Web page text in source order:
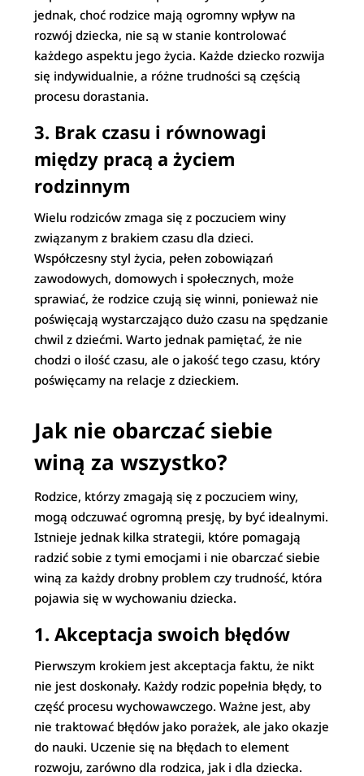
jednak, choć rodzice mają ogromny wpływ na
rozwój dziecka, nie są w stanie kontrolować
każdego aspektu jego życia. Każde dziecko rozwija
się indywidualnie, a różne trudności są częścią
procesu dorastania.
3. Brak czasu i równowagi
między pracą a życiem
rodzinnym
Wielu rodziców zmaga się z poczuciem winy
związanym z brakiem czasu dla dzieci.
Współczesny styl życia, pełen zobowiązań
zawodowych, domowych i społecznych, może
sprawiać, że rodzice czują się winni, ponieważ nie
poświęcają wystarczająco dużo czasu na spędzanie
chwil z dziećmi. Warto jednak pamiętać, że nie
chodzi o ilość czasu, ale o jakość tego czasu, który
poświęcamy na relacje z dzieckiem.
Jak nie obarczać siebie
winą za wszystko?
Rodzice, którzy zmagają się z poczuciem winy,
mogą odczuwać ogromną presję, by być idealnymi.
Istnieje jednak kilka strategii, które pomagają
radzić sobie z tymi emocjami i nie obarczać siebie
winą za każdy drobny problem czy trudność, która
pojawia się w wychowaniu dziecka.
1.Akceptacja swoich błędów
Pierwszym krokiem jest akceptacja faktu, że nikt
nie jest doskonały. Każdy rodzic popełnia błędy, to
część procesu wychowawczego. Ważne jest, aby
nie traktować błędów jako porażek, ale jako okazje
do nauki. Uczenie się na błędach to element
rozwoju, zarówno dla rodzica, jak i dla dziecka.